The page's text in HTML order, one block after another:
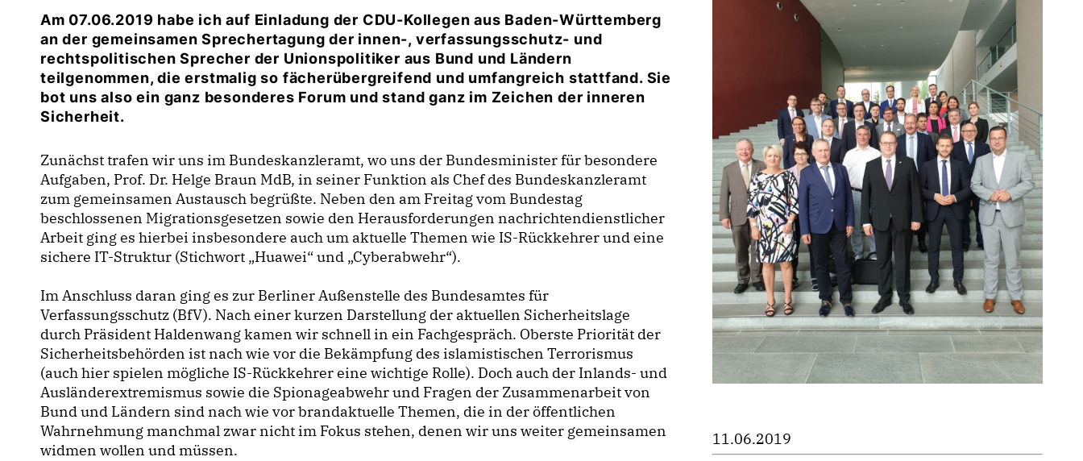
Am 07.06.2019 habe ich auf Einladung der CDU-Kollegen aus Baden-Württemberg
an der gemeinsamen Sprechertagung der innen-, verfassungsschutz- und
rechtspolitischen Sprecher der Unionspolitiker aus Bund und Ländern
teilgenommen, die erstmalig so fächerübergreifend und umfangreich stattfand. Sie
bot uns also ein ganz besonderes Forum und stand ganz im Zeichen der inneren
Sicherheit.
Zunächst trafen wir uns im Bundeskanzleramt, wo uns der Bundesminister für besondere
Aufgaben, Prof. Dr. Helge Braun MdB, in seiner Funktion als Chef des Bundeskanzleramt
zum gemeinsamen Austausch begrüßte. Neben den am Freitag vom Bundestag
beschlossenen Migrationsgesetzen sowie den Herausforderungen nachrichtendienstlicher
Arbeit ging es hierbei insbesondere auch um aktuelle Themen wie IS-Rückkehrer und eine
sichere IT-Struktur (Stichwort „Huawei“ und „Cyberabwehr“).
Im Anschluss daran ging es zur Berliner Außenstelle des Bundesamtes für
Verfassungsschutz (BfV). Nach einer kurzen Darstellung der aktuellen Sicherheitslage
durch Präsident Haldenwang kamen wir schnell in ein Fachgespräch. Oberste Priorität der
Sicherheitsbehörden ist nach wie vor die Bekämpfung des islamistischen Terrorismus
(auch hier spielen mögliche IS-Rückkehrer eine wichtige Rolle). Doch auch der Inlands- und
Ausländerextremismus sowie die Spionageabwehr und Fragen der Zusammenarbeit von
Bund und Ländern sind nach wie vor brandaktuelle Themen, die in der öffentlichen
Wahrnehmung manchmal zwar nicht im Fokus stehen, denen wir uns weiter gemeinsamen
widmen wollen und müssen.
11.06.2019